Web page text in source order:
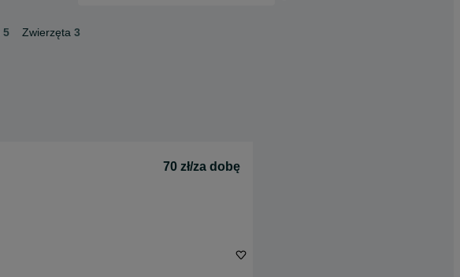
5 Zwierzęta 3
70 zł/za dobę